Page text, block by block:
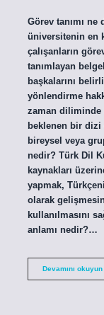
Görev tanımı ne
üniversitenin en
çalışanların
tanımlayan
başkalarını
yönlendirme
zaman
beklenen bir dizi
bireysel veya
nedir? Türk Dil
kaynakları
yapmak,
olarak
kullanılmasını
anlamı nedir?…
Devamını okuyun